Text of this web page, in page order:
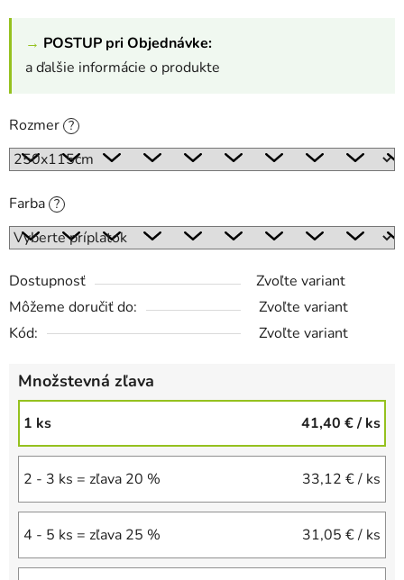
→ POSTUP pri Objednávke:
a ďalšie informácie o produkte
Rozmer ?
Farba ?
Dostupnosť
Zvoľte variant
Môžeme doručiť do:
Zvoľte variant
Kód:
Zvoľte variant
Množstevná zľava
1 ks 41,40 €/ ks
2 - 3 ks = zľava 20 % 33,12 €/ ks
4 - 5 ks = zľava 25 % 31,05 €/ ks